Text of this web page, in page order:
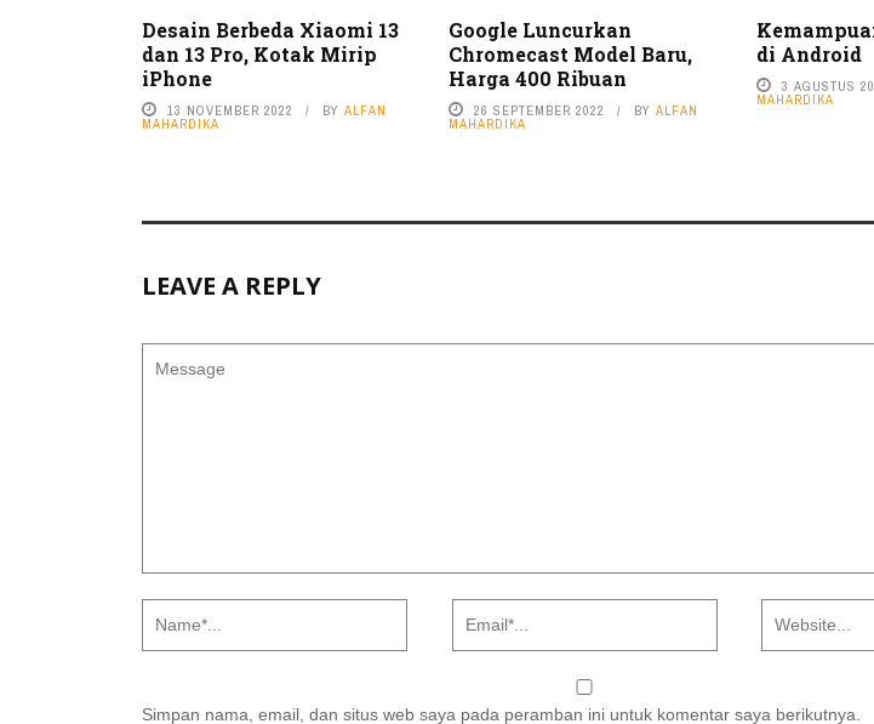
Desain Berbeda Xiaomi 13
dan 13 Pro, Kotak Mirip
iPhone
13 NOVEMBER 2022 BY ALFAN
MAHARDIKA
Google Luncurkan
Chromecast Model Baru,
Harga 400 Ribuan
26 SEPTEMBER 2022 BYALFAN
MAHARDIKA
di Android
3 AGUSTUS
MAHARDIKA
LEAVE A REPLY
Simpan nama, email, dan situs web saya pada peramban ini untuk komentar saya berikutnya.